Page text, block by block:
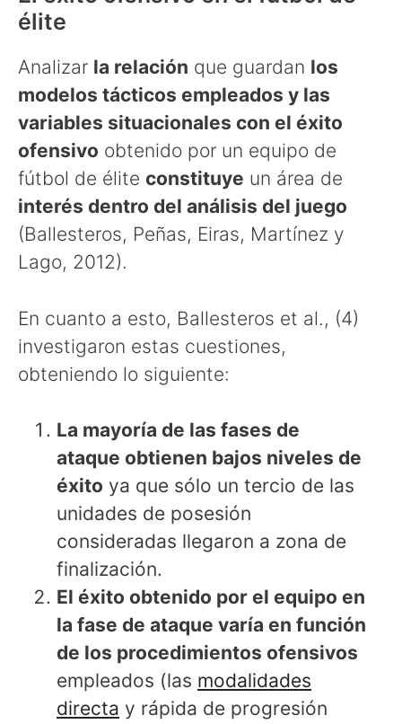
élite
Analizar la relación que guardan los
modelos tácticos empleados y las
variables situacionales con el éxito
ofensivo obtenido por un equipo de
fútbol de élite constituye un área de
interés dentro del análisis del juego
(Ballesteros, Peñas, Eiras, Martínez y
Lago, 2012).
En cuanto a esto, Ballesteros et al., (4)
investigaron estas cuestiones,
obteniendo lo siguiente:
La mayoría de las fases de
ataque obtienen bajos niveles de
éxito ya que sólo un tercio de las
unidades de posesión
consideradas llegaron a zona de
finalización.
El éxito obtenido por el equipo en
la fase de ataque varía en función
de los procedimientos ofensivos
empleados (las modalidades
directa y rápida de progresión